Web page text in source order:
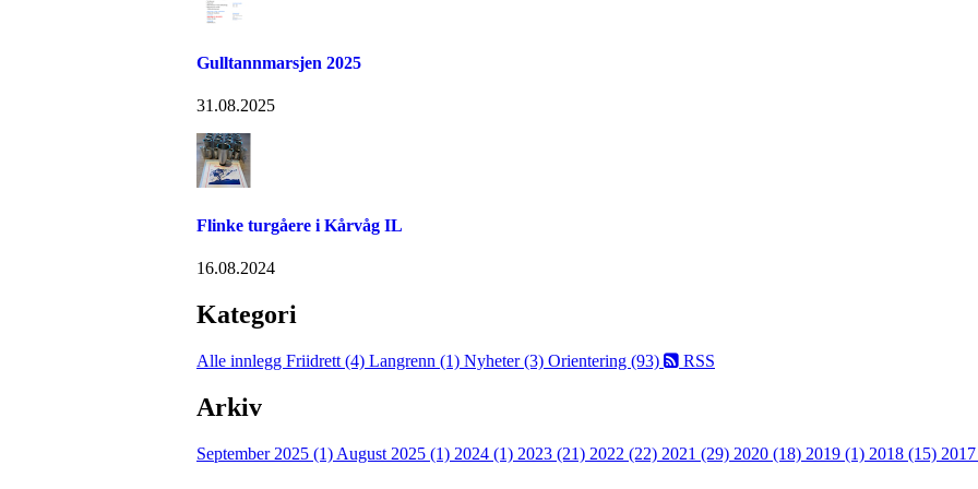
Gulltannmarsjen 2025
31.08.2025
Flinke turgåere i Kårvåg IL
16.08.2024
Kategori
Alle innlegg Friidrett (4) Langrenn (1) Nyheter (3) Orientering (93) RSS
Arkiv
September 2025 (1) August 2025 (1) 2024 (1) 2023 (21) 2022 (22) 2021 (29) 2020 (18) 2019 (1) 2018 (15)